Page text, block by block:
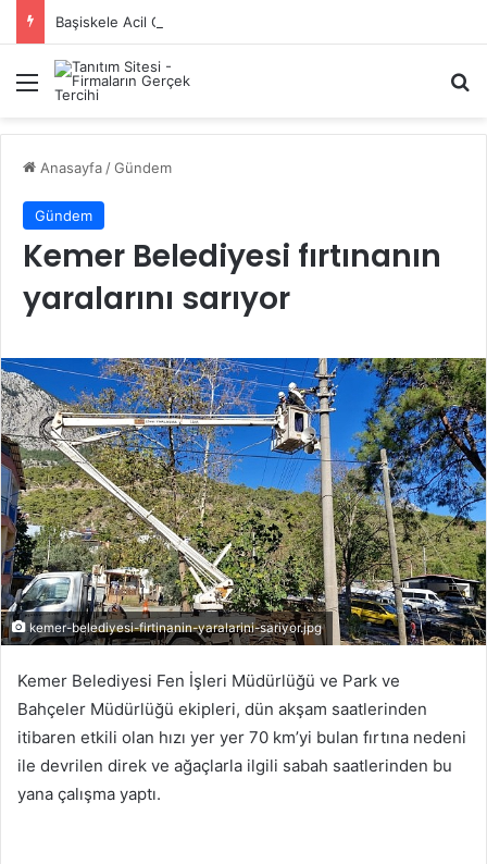
Başiskele Acil Çilingir Hizmeti İçin Doğru Adres Neresi?
Menü
Anasayfa /Gündem
Gündem
Kemer Belediyesi fırtınanın
yaralarını sarıyor
kemer-belediyesi-firtinanin-yaralarini-sariyor.jpg
Kemer Belediyesi Fen İşleri Müdürlüğü ve Park ve
Bahçeler Müdürlüğü ekipleri, dün akşam saatlerinden
itibaren etkili olan hızı yer yer 70 km’yi bulan fırtına nedeni
ile devrilen direk ve ağaçlarla ilgili sabah saatlerinden bu
yana çalışma yaptı.